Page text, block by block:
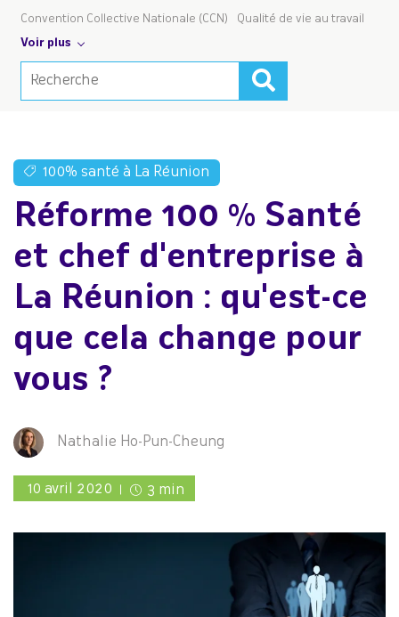
Convention Collective Nationale (CCN) Qualité de vie au travail
Voir plus
100% santé à La Réunion
Réforme 100 % Santé
et chef d'entreprise à
La Réunion : qu'est-ce
que cela change pour
vous ?
Nathalie Ho-Pun-Cheung
10 avril 2020 3 min